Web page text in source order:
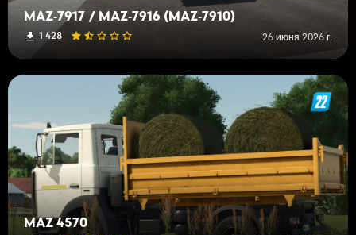
MAZ‑7917 / MAZ‑7916 (MAZ‑7910)
1 428 26 июня 2026 г.
MAZ 4570